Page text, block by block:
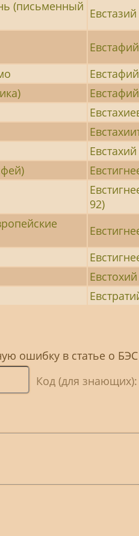
(письменный
92)
ошибку в статье о БЭС
Код (для знающих):